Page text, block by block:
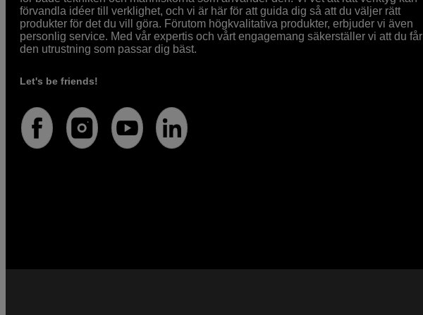
förvandla idéer till verklighet, och vi är här för att guida dig så att du väljer rätt
produkter för det du vill göra. Förutom högkvalitativa produkter, erbjuder vi även
personlig service. Med vår expertis och vårt engagemang säkerställer vi att du får
den utrustning som passar dig bäst.
Let's be friends!